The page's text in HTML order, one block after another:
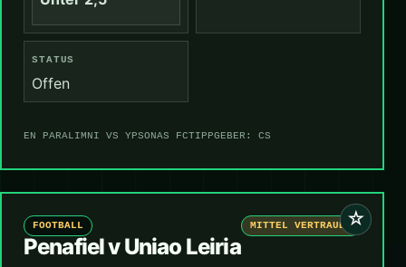
STATUS
Offen
EN PARALIMNI VS YPSONAS FCTIPPGEBER: CS
☆
FOOTBALL MITTEL VERTRAUEN
Penafiel v Uniao Leiria